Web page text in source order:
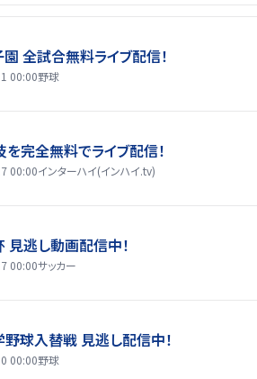
全試合無料ライブ配信！
00:00野球
完全無料でライブ配信！
00:00インターハイ(インハイ.tv)
見逃し動画配信中！
00:00サッカー
球入替戦 見逃し配信中！
00:00野球